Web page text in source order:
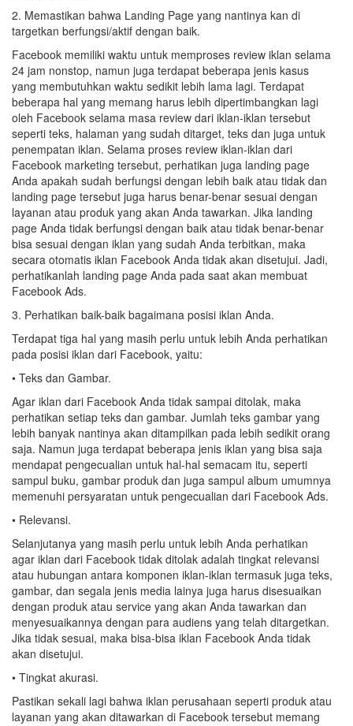
2. Memastikan bahwa Landing Page yang nantinya kan di
targetkan berfungsi/aktif dengan baik.
Facebook memiliki waktu untuk memproses review iklan selama
24 jam nonstop, namun juga terdapat beberapa jenis kasus
yang membutuhkan waktu sedikit lebih lama lagi. Terdapat
beberapa hal yang memang harus lebih dipertimbangkan lagi
oleh Facebook selama masa review dari iklan-iklan tersebut
seperti teks, halaman yang sudah ditarget, teks dan juga untuk
penempatan iklan. Selama proses review iklan-iklan dari
Facebook marketing tersebut, perhatikan juga landing page
Anda apakah sudah berfungsi dengan lebih baik atau tidak dan
landing page tersebut juga harus benar-benar sesuai dengan
layanan atau produk yang akan Anda tawarkan. Jika landing
page Anda tidak berfungsi dengan baik atau tidak benar-benar
bisa sesuai dengan iklan yang sudah Anda terbitkan, maka
secara otomatis iklan Facebook Anda tidak akan disetujui. Jadi,
perhatikanlah landing page Anda pada saat akan membuat
Facebook Ads.
3. Perhatikan baik-baik bagaimana posisi iklan Anda.
Terdapat tiga hal yang masih perlu untuk lebih Anda perhatikan
pada posisi iklan dari Facebook, yaitu:
• Teks dan Gambar.
Agar iklan dari Facebook Anda tidak sampai ditolak, maka
perhatikan setiap teks dan gambar. Jumlah teks gambar yang
lebih banyak nantinya akan ditampilkan pada lebih sedikit orang
saja. Namun juga terdapat beberapa jenis iklan yang bisa saja
mendapat pengecualian untuk hal-hal semacam itu, seperti
sampul buku, gambar produk dan juga sampul album umumnya
memenuhi persyaratan untuk pengecualian dari Facebook Ads.
• Relevansi.
Selanjutanya yang masih perlu untuk lebih Anda perhatikan
agar iklan dari Facebook tidak ditolak adalah tingkat relevansi
atau hubungan antara komponen iklan-iklan termasuk juga teks,
gambar, dan segala jenis media lainya juga harus disesuaikan
dengan produk atau service yang akan Anda tawarkan dan
menyesuaikannya dengan para audiens yang telah ditargetkan.
Jika tidak sesuai, maka bisa-bisa iklan Facebook Anda tidak
akan disetujui.
• Tingkat akurasi.
Pastikan sekali lagi bahwa iklan perusahaan seperti produk atau
layanan yang akan ditawarkan di Facebook tersebut memang